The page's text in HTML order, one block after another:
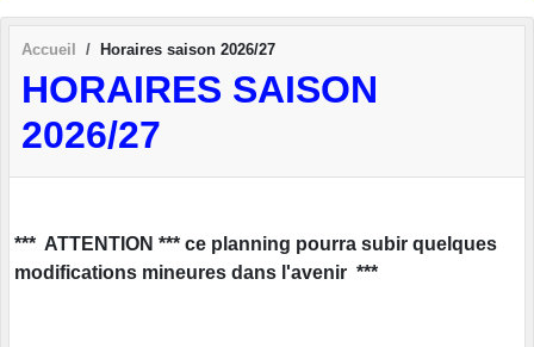
Accueil Horaires saison 2026/27
HORAIRES SAISON
2026/27
*** ATTENTION *** ce planning pourra subir quelques
modifications mineures dans l'avenir ***